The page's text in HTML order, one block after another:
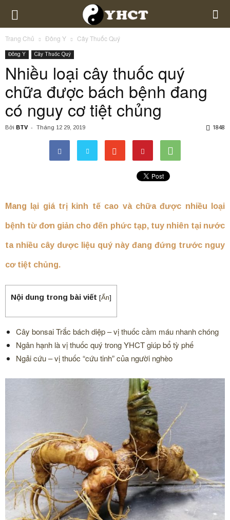
Trang Chủ Đông Y Cây Thuốc Quý
Đông Y Cây Thuốc Quý
Nhiều loại cây thuốc quý
chữa được bách bệnh đang
có nguy cơ tiệt chủng
Bởi BTV - Tháng 12 29, 2019 1848
Mang lại giá trị kinh tế cao và chữa được nhiều loại
bệnh từ đơn giản cho đến phức tạp, tuy nhiên tại nước
ta nhiều cây dược liệu quý này đang đứng trước nguy
cơ tiệt chủng.
Nội dung trong bài viết [Ẩn]
Cây bonsai Trắc bách diệp – vị thuốc cầm máu nhanh chóng
Ngân hạnh là vị thuốc quý trong YHCT giúp bổ tỳ phế
Ngải cứu – vị thuốc “cứu tinh” của người nghèo